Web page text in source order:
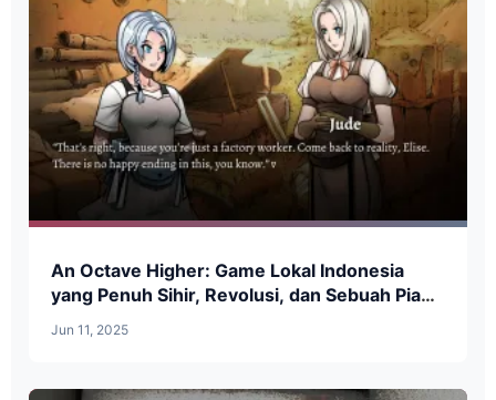
An Octave Higher: Game Lokal Indonesia
yang Penuh Sihir, Revolusi, dan Sebuah Piano
Jun 11, 2025